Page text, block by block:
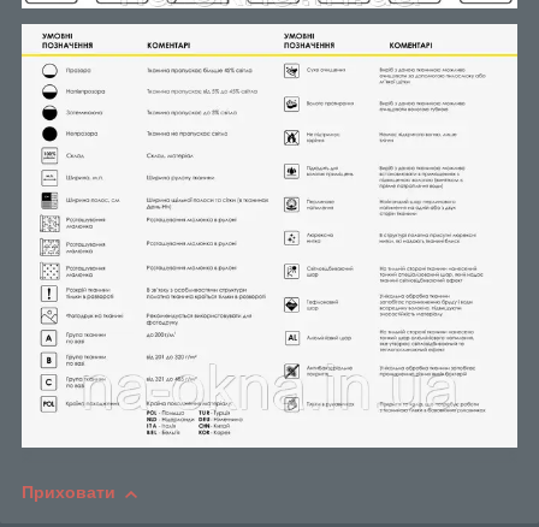
Приховати